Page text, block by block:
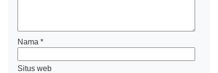
Nama *
Situs web